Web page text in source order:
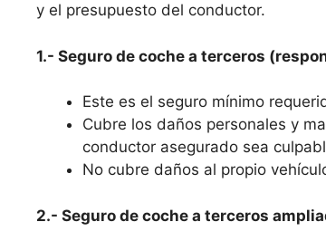
y el presupuesto del conductor.
1.- Seguro de coche a terceros
Este es el seguro mínimo
Cubre los daños personales y
conductor asegurado sea
No cubre daños al propio
2.- Seguro de coche a terceros